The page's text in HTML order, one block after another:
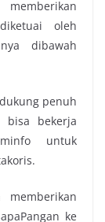
oleh
dibawah
penuh
bisa bekerja
untuk
ke